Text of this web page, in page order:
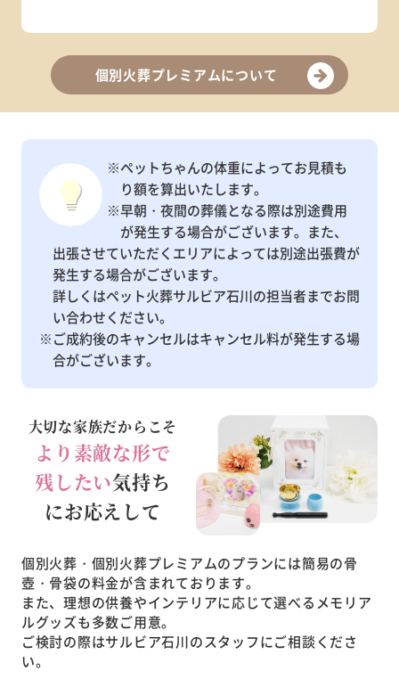
個別火葬プレミアムについて
※ペットちゃんの体重によってお見積も
り額を算出いたします。
※早朝・夜間の葬儀となる際は別途費用
が発生する場合がございます。また、
出張させていただくエリアによっては別途出張費が
発生する場合がございます。
詳しくはペット火葬サルビア石川の担当者までお問
い合わせください。
※ご成約後のキャンセルはキャンセル料が発生する場
合がございます。
大切な家族だからこそ
より素敵な形で
残したい気持ち
にお応えして
個別火葬・個別火葬プレミアムのプランには簡易の骨
壺・骨袋の料金が含まれております。
また、理想の供養やインテリアに応じて選べるメモリア
ルグッズも多数ご用意。
ご検討の際はサルビア石川のスタッフにご相談くださ
い。